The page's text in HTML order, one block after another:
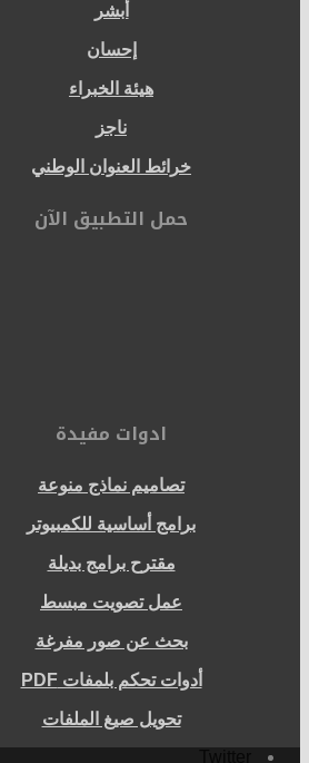
أبشر
إحسان
هيئة الخبراء
ناجز
خرائط العنوان الوطني
حمل التطبيق الآن
ادوات مفيدة
تصاميم نماذج منوعة
برامج أساسية للكمبيوتر
مقترح برامج بديلة
عمل تصويت مبسط
بحث عن صور مفرغة
أدوات تحكم بلمفات PDF
تحويل صيغ الملفات